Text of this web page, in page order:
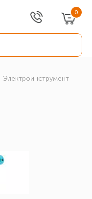
0
Электроинструмент